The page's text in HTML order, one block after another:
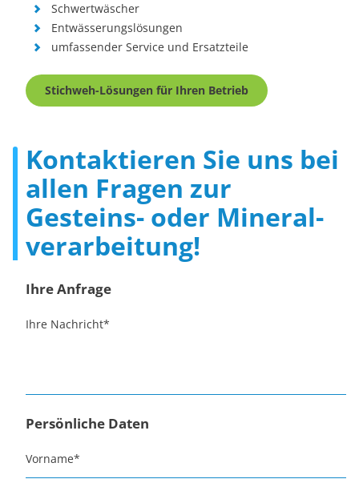
Schwertwäscher
Entwässerungslösungen
umfassender Service und Ersatzteile
Stichweh-Lösungen für Ihren Betrieb
Kontaktieren Sie uns bei
allen Fragen zur
Gesteins- oder Mineral­
verarbeitung!
Ihre Anfrage
Ihre Nachricht*
Persönliche Daten
Vorname*